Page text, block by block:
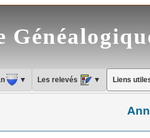
▼ Les relevés ▼ Liens